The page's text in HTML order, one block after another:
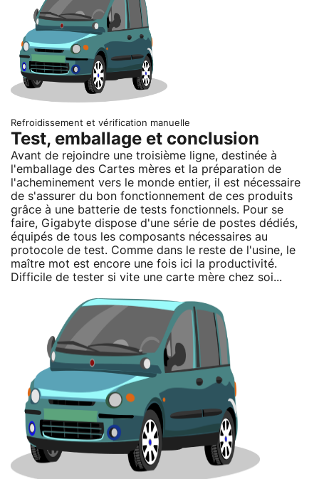
Refroidissement et vérification manuelle
Test, emballage et conclusion
Avant de rejoindre une troisième ligne, destinée à
l'emballage des Cartes mères et la préparation de
l'acheminement vers le monde entier, il est nécessaire
de s'assurer du bon fonctionnement de ces produits
grâce à une batterie de tests fonctionnels. Pour se
faire, Gigabyte dispose d'une série de postes dédiés,
équipés de tous les composants nécessaires au
protocole de test. Comme dans le reste de l'usine, le
maître mot est encore une fois ici la productivité.
Difficile de tester si vite une carte mère chez soi...